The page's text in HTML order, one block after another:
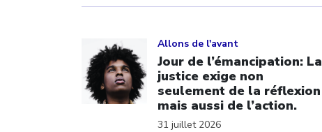
Allons de l'avant
Jour de l’émancipation: La
justice exige non
seulement de la réflexion
mais aussi de l’action.
31 juillet 2026